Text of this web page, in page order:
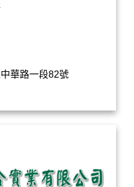
華路一段82號